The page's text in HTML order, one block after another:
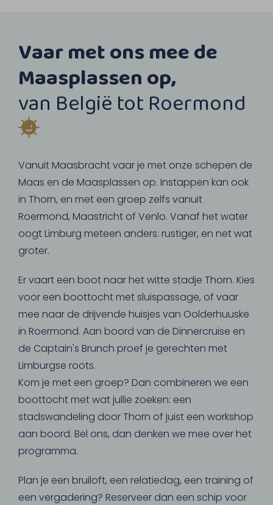
Vaar met ons mee de
Maasplassen op,
van België tot Roermond
Vanuit Maasbracht vaar je met onze schepen de
Maas en de Maasplassen op. Instappen kan ook
in Thorn, en met een groep zelfs vanuit
Roermond, Maastricht of Venlo. Vanaf het water
oogt Limburg meteen anders: rustiger, en net wat
groter.
Er vaart een boot naar het witte stadje Thorn. Kies
voor een boottocht met sluispassage, of vaar
mee naar de drijvende huisjes van Oolderhuuske
in Roermond. Aan boord van de Dinnercruise en
de Captain's Brunch proef je gerechten met
Limburgse roots.
Kom je met een groep? Dan combineren we een
boottocht met wat jullie zoeken: een
stadswandeling door Thorn of juist een workshop
aan boord. Bel ons, dan denken we mee over het
programma.
Plan je een bruiloft, een relatiedag, een training of
een vergadering? Reserveer dan een schip voor